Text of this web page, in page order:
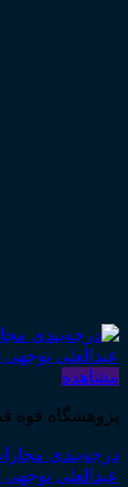
مشاهده
پژوهشگاه قوه
درجه‌بندی
عبدالعلی